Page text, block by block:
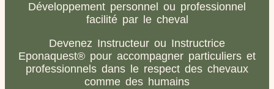
Développement personnel ou professionnel
facilité par le cheval
Devenez Instructeur ou Instructrice
Eponaquest® pour accompagner particuliers et
professionnels dans le respect des chevaux
comme des humains